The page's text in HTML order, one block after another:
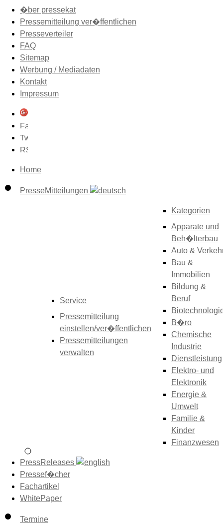
�ber pressekat
Pressemitteilung ver�ffentlichen
Presseverteiler
FAQ
Sitemap
Werbung / Mediadaten
Kontakt
Impressum
Home
PresseMitteilungen
Service
Pressemitteilung
einstellen/ver�ffentlichen
Pressemitteilungen
verwalten
Kategorien
Apparate und
Beh�lterbau
Auto &
Bau &
Immobilien
Bildung &
Beruf
B�ro
Chemische
Industrie
Dienstleistung
Elektro- und
Elektronik
Energie &
Umwelt
Familie &
Kinder
Finanzwesen
PressReleases
Pressef�cher
Fachartikel
WhitePaper
Termine